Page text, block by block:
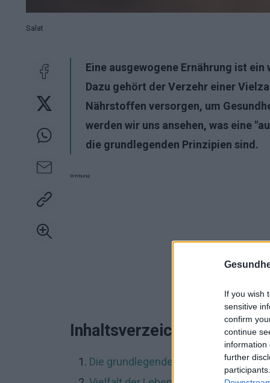
If you wish
sensitive
confirm
continue
information
further
Salat
Eine ausgewogene Ernährung ist
Dazu gehört der Verzehr einer
Nährstoffen versorgen, um
werden wir uns ansehen, was eine
die grundlegenden Prinzipien sind.
Werbung:
Inhaltsverzeichnis
Die grundlegenden Bestandteile